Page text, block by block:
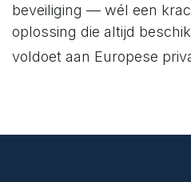
beveiliging — wél een
oplossing die altijd
voldoet aan Europese